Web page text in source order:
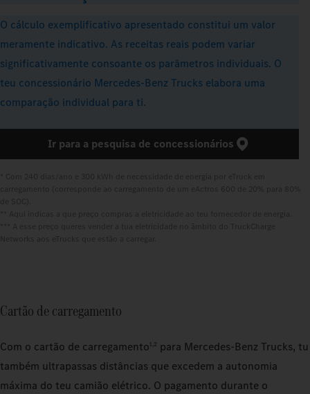
O cálculo exemplificativo apresentado constitui um valor
meramente indicativo. As receitas reais podem variar
significativamente consoante os parâmetros individuais. O
teu concessionário Mercedes‑Benz Trucks elabora uma
comparação individual para ti.
Ir para a pesquisa de concessionários
Cartão de carregamento
Com o cartão de carregamento1,2 para Mercedes‑Benz Trucks, tu
também ultrapassas distâncias que excedem a autonomia
máxima do teu camião elétrico. O pagamento durante o